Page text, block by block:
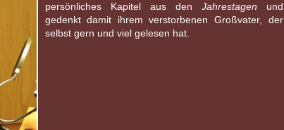
persönliches Kapitel aus den Jahrestagen und
gedenkt damit ihrem verstorbenen Großvater, der
selbst gern und viel gelesen hat.